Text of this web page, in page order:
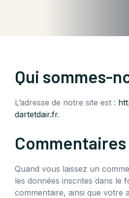
Qui sommes-
L’adresse de notre site est :
dartetdair.fr.
Commentaires
Quand vous laissez un
les données inscrites dans le
commentaire, ainsi que votre